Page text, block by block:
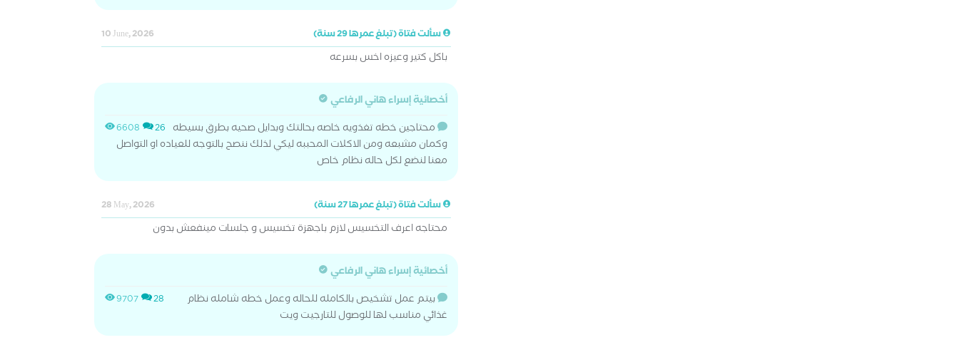
سألت فتاة (تبلغ عمرها 29 سنة) 10 June, 2026
باكل كتير وعيزه اخس بسرعه
أخصائية إسراء هاني الرفاعي
6608 26 محتاجين خطه تغذويه خاصه بحالتك وبدايل صحيه بطرق بسيطه
وكمان مشبعه ومن الاكلات المحببه ليكي لذلك ننصح بالتوجه للعياده او التواصل
معنا لنضع لكل حاله نظام خاص
سألت فتاة (تبلغ عمرها 27 سنة) 28 May, 2026
محتاجه اعرف التخسيس لازم باجهزة تخسيس و جلسات مينفعش بدون
أخصائية إسراء هاني الرفاعي
9707 28
بيتم عمل تشخيص بالكامله للحاله وعمل خطه شامله نظام
غذائي مناسب لها للوصول للتارجيت ويت